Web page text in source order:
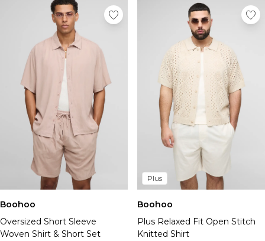
Boohoo
Oversized Short Sleeve
Woven Shirt & Short Set
Plus
Boohoo
Plus Relaxed Fit Open Stitch
Knitted Shirt